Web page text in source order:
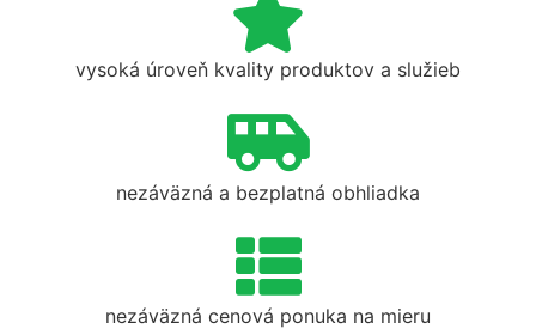
vysoká úroveň kvality produktov a služieb
nezáväzná a bezplatná obhliadka
nezáväzná cenová ponuka na mieru